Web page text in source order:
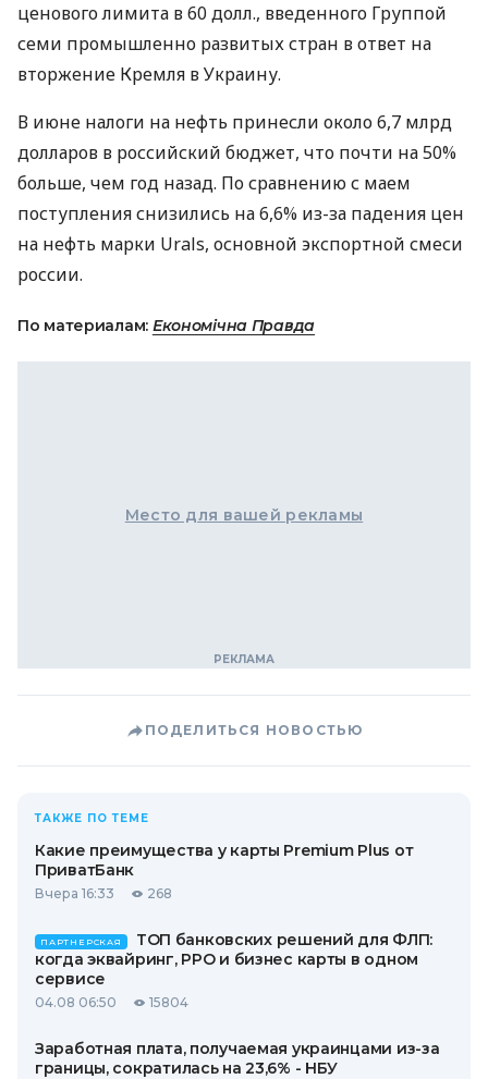
ценового лимита в 60 долл., введенного Группой
семи промышленно развитых стран в ответ на
вторжение Кремля в Украину.
В июне налоги на нефть принесли около 6,7 млрд
долларов в российский бюджет, что почти на 50%
больше, чем год назад. По сравнению с маем
поступления снизились на 6,6% из-за падения цен
на нефть марки Urals, основной экспортной смеси
россии.
По материалам: Економічна Правда
Место для вашей рекламы
ПОДЕЛИТЬСЯ НОВОСТЬЮ
ТАКЖЕ ПО ТЕМЕ
Какие преимущества у карты Premium Plus от
ПриватБанк
Вчера 16:33 268
ПАРТНЕРСКАЯ
ТОП банковских решений для ФЛП:
когда эквайринг, РРО и бизнес карты в одном
сервисе
04.08 06:50 15804
Заработная плата, получаемая украинцами из-за
границы, сократилась на 23,6% - НБУ